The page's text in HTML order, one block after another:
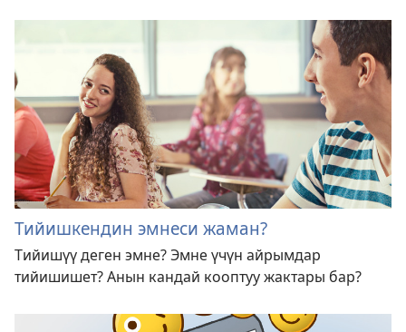
Тийишкендин эмнеси жаман?
Тийишүү деген эмне? Эмне үчүн айрымдар
тийишишет? Анын кандай кооптуу жактары бар?